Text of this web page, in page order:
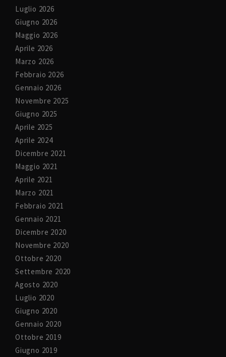
Luglio 2026
Giugno 2026
Maggio 2026
Aprile 2026
Marzo 2026
Febbraio 2026
Gennaio 2026
Novembre 2025
Giugno 2025
Aprile 2025
Aprile 2024
Dicembre 2021
Maggio 2021
Aprile 2021
Marzo 2021
Febbraio 2021
Gennaio 2021
Dicembre 2020
Novembre 2020
Ottobre 2020
Settembre 2020
Agosto 2020
Luglio 2020
Giugno 2020
Gennaio 2020
Ottobre 2019
Giugno 2019